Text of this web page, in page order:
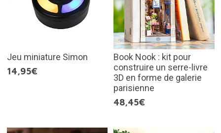
Jeu miniature Simon
14,95€
Book Nook : kit pour
construire un serre-livre
3D en forme de galerie
parisienne
48,45€